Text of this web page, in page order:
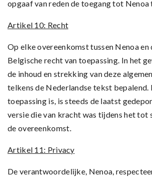
opgaaf van reden de toegang tot Nenoa
Artikel 10: Recht
Op elke overeenkomst tussen Nenoa en
Belgische recht van toepassing. In het
de inhoud en strekking van deze
telkens de Nederlandse tekst bepalend.
toepassing is, is steeds de laatst
versie die van kracht was tijdens het tot
de overeenkomst.
Artikel 11: Privacy
De verantwoordelijke, Nenoa,